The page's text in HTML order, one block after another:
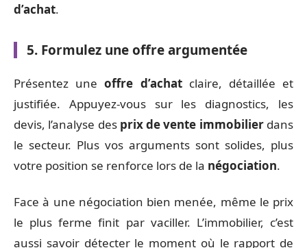
d’achat.
5. Formulez une offre argumentée
Présentez uneoffre d’achatclaire, détaillée et
justifiée. Appuyez-vous sur les diagnostics, les
devis, l’analyse des prix de vente immobilierdans
le secteur. Plus vos arguments sont solides, plus
votre position se renforce lors de la négociation.
Face à une négociation bien menée, même le prix
le plus ferme finit par vaciller. L’immobilier, c’est
aussi savoir détecter le moment où le rapport de